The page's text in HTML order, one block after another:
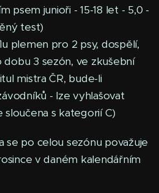
psem junioři - 15-18 let - 5,0 -
test)
plemen pro 2 psy, dospělí,
3 sezón, ve zkušební
mistra ČR, bude-li
- lze vyhlašovat
sloučena s kategorií C)
se po celou sezónu považuje
v daném kalendářním